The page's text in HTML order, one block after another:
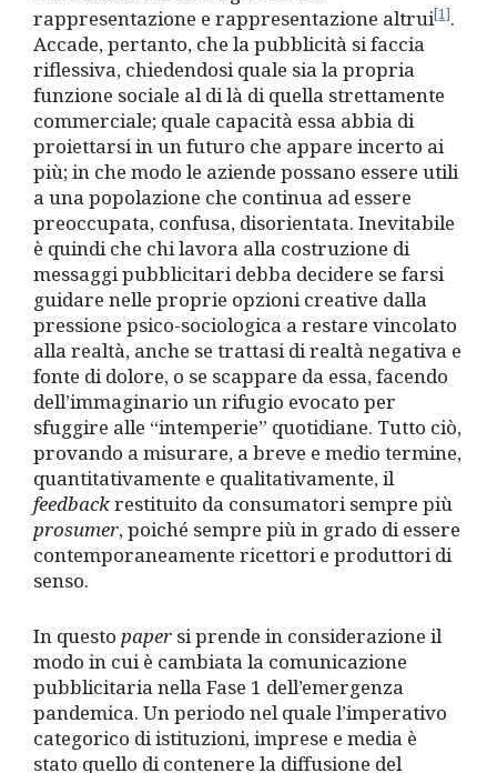
rappresentazione e rappresentazione altrui[1].
Accade, pertanto, che la pubblicità si faccia
riflessiva, chiedendosi quale sia la propria
funzione sociale al di là di quella strettamente
commerciale; quale capacità essa abbia di
proiettarsi in un futuro che appare incerto ai
più; in che modo le aziende possano essere utili
a una popolazione che continua ad essere
preoccupata, confusa, disorientata. Inevitabile
è quindi che chi lavora alla costruzione di
messaggi pubblicitari debba decidere se farsi
guidare nelle proprie opzioni creative dalla
pressione psico-sociologica a restare vincolato
alla realtà, anche se trattasi di realtà negativa e
fonte di dolore, o se scappare da essa, facendo
dell’immaginario un rifugio evocato per
sfuggire alle “intemperie” quotidiane. Tutto ciò,
provando a misurare, a breve e medio termine,
quantitativamente e qualitativamente, il
feedbackrestituito da consumatori sempre più
prosumer, poiché sempre più in grado di essere
contemporaneamente ricettori e produttori di
senso.
In questo paper si prende in considerazione il
modo in cui è cambiata la comunicazione
pubblicitaria nella Fase 1 dell’emergenza
pandemica. Un periodo nel quale l’imperativo
categorico di istituzioni, imprese e media è
stato quello di contenere la diffusione del